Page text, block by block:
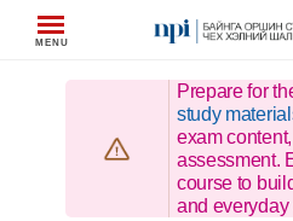
Prepare for
study
exam
assessment.
course to
and